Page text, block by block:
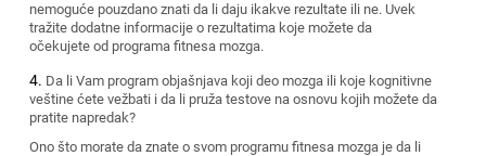
nemoguće pouzdano znati da li daju ikakve rezultate ili ne. Uvek
tražite dodatne informacije o rezultatima koje možete da
očekujete od programa fitnesa mozga.
Da li Vam program objašnjava koji deo mozga ili koje kognitivne
veštine ćete vežbati i da li pruža testove na osnovu kojih možete da
pratite napredak?
Ono što morate da znate o svom programu fitnesa mozga je da li